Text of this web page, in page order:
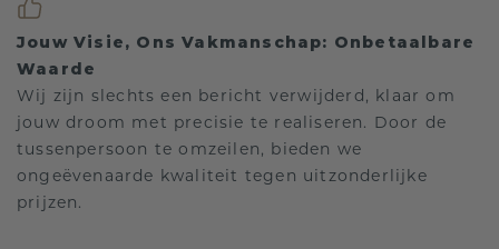
Jouw Visie, Ons Vakmanschap: Onbetaalbare
Waarde
Wij zijn slechts een bericht verwijderd, klaar om
jouw droom met precisie te realiseren. Door de
tussenpersoon te omzeilen, bieden we
ongeëvenaarde kwaliteit tegen uitzonderlijke
prijzen.